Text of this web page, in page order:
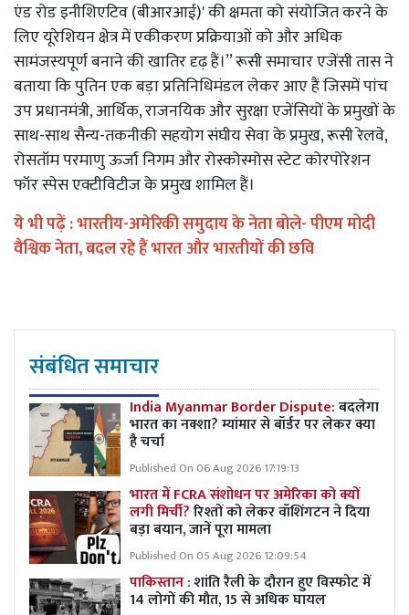
एंड रोड इनीशिएटिव (बीआरआई)' की क्षमता को संयोजित करने के
लिए यूरेशियन क्षेत्र में एकीकरण प्रक्रियाओं को और अधिक
सामंजस्यपूर्ण बनाने की खातिर दृढ़ हैं।’’ रूसी समाचार एजेंसी तास ने
बताया कि पुतिन एक बड़ा प्रतिनिधिमंडल लेकर आए हैं जिसमें पांच
उप प्रधानमंत्री, आर्थिक, राजनयिक और सुरक्षा एजेंसियों के प्रमुखों के
साथ-साथ सैन्य-तकनीकी सहयोग संघीय सेवा के प्रमुख, रूसी रेलवे,
रोसतॉम परमाणु ऊर्जा निगम और रोस्कोस्मोस स्टेट कोरपोरेशन
फॉर स्पेस एक्टीविटीज के प्रमुख शामिल हैं।
ये भी पढ़ें :भारतीय-अमेरिकी समुदाय के नेता बोले- पीएम मोदी
वैश्विक नेता, बदल रहे हैं भारत और भारतीयों की छवि
संबंधित समाचार
India Myanmar Border Dispute:बदलेगा
भारत का नक्शा? म्यांमार से बॉर्डर पर लेकर क्या
है चर्चा
Published On 06 Aug 2026 17:19:13
भारत में FCRA संशोधन पर अमेरिका को क्यों
लगी मिर्ची?रिश्तों को लेकर वॉशिंगटन ने दिया
बड़ा बयान, जानें पूरा मामला
Published On 05 Aug 2026 12:09:54
पाकिस्तान :शांति रैली के दौरान हुए विस्फोट में
14 लोगों की मौत, 15 से अधिक घायल